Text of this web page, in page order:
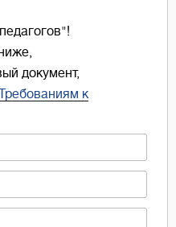
документ,
к